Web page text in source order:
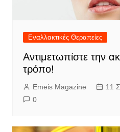
Εναλλακτικές Θεραπείες
Αντιμετωπίστε την
τρόπο!
Emeis Magazine
11
0